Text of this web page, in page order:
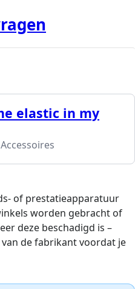
elastic in my
of prestatieapparatuur
worden gebracht of
deze beschadigd is –
de fabrikant voordat je